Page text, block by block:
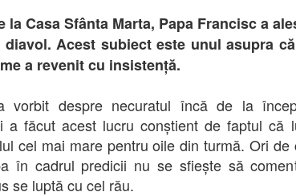
la Casa Sfânta Marta, Papa Francisc a
diavol. Acest subiect este unul asupra
a revenit cu insistență.
vorbit despre necuratul încă de la
a făcut acest lucru conștient de faptul că
cel mai mare pentru oile din turmă. Ori de
în cadrul predicii nu se sfiește să
se luptă cu cel rău.